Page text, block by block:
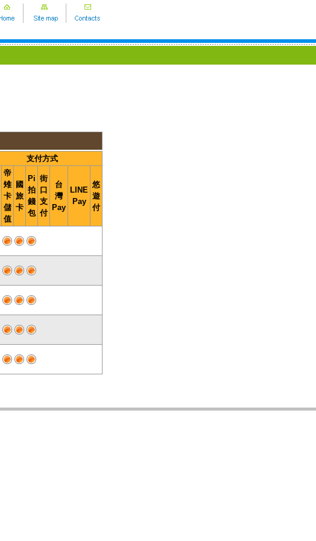
支付方式
帝
雉
卡
儲
值
國
旅
卡
Pi
拍
錢
包
街
口
支
付
台
灣
Pay
LINE
Pay
悠
遊
付